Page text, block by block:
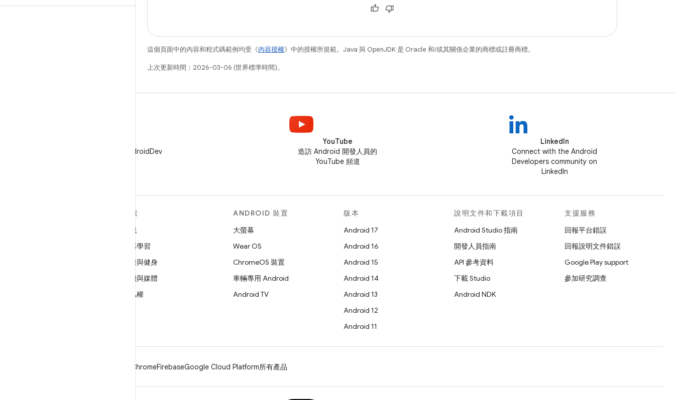
這個頁面中的內容和程式碼範例均受《內容授權》中的授權所規範。Java 與 OpenJDK 是 Oracle 和/或其關係企業的商標或註冊商標。
上次更新時間：2026-03-06 (世界標準時間)。
在 X 中追蹤 @AndroidDev
YouTube
造訪 Android 開發人員的
YouTube 頻道
LinkedIn
Connect with the Android
Developers community on
LinkedIn
探索
遊戲
機器學習
健康與健身
相機與媒體
隱私權
ANDROID 裝置
大螢幕
Wear OS
ChromeOS 裝置
車輛專用 Android
Android TV
版本
Android 17
Android 16
Android 15
Android 14
Android 13
Android 12
Android 11
說明文件和下載項目
Android Studio 指南
開發人員指南
API 參考資料
下載 Studio
Android NDK
支援服務
回報平台錯誤
回報說明文件錯誤
Google Play support
參加研究調查
ChromeFirebaseGoogle Cloud Platform所有產品